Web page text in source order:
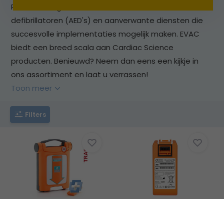
Powerheart geautomatiseerde externe
defibrillatoren (AED's) en aanverwante diensten die
succesvolle implementaties mogelijk maken. EVAC
biedt een breed scala aan Cardiac Science
producten. Benieuwd? Neem dan eens een kijkje in
ons assortiment en laat u verrassen!
Toon meer
Filters